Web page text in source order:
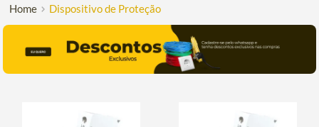
Home Dispositivo de Proteção